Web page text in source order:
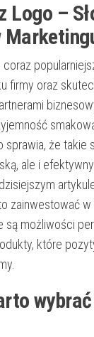
Logo –
firmy oraz
sprawia, że takie
ale i
zainwestować
są możliwości
które